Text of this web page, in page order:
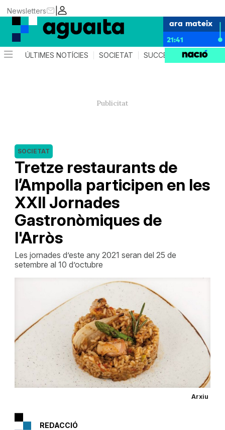
|
Newsletters
ara mateix
21:41
ÚLTIMES NOTÍCIES SOCIETAT SUCCESSOS AGENDA
Tretze restaurants de
l’Ampolla participen en les
XXII Jornades
Gastronòmiques de
l'Arròs
SOCIETAT
Les jornades d’este any 2021 seran del 25 de
setembre al 10 d’octubre
Arxiu
REDACCIÓ